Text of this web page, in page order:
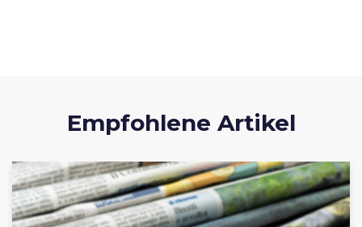
Empfohlene Artikel